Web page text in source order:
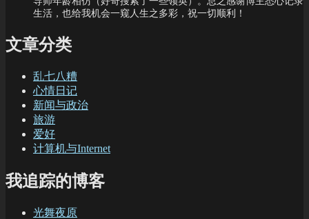
生活，也给我机会一窥人生之多彩，祝一切顺利！
文章分类
乱七八糟
心情日记
新闻与政治
旅游
爱好
计算机与Internet
我追踪的博客
光舞夜原